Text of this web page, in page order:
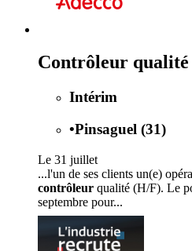
Contrôleur
Intérim
•Pinsaguel (31)
Le 31 juillet
...l'un de ses clients un(e)
contrôleur qualité (H/F). Le
septembre pour...